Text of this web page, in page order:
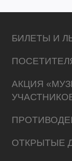
БИЛЕТЫ И
АКЦИЯ
ОТКРЫТЫЕ